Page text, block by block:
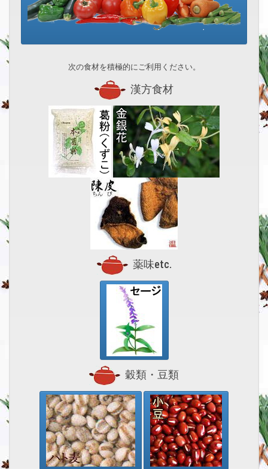
次の食材を積極的にご利用ください。
漢方食材
薬味etc.
穀類・豆類